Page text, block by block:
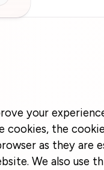
your
cookies, the
as they are
We also use